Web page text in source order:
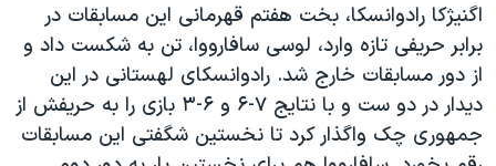
تریبونال مردمی آبان ۹۸
دادگاه حمید نوری
چهل سال گروگان‌گیری
قانون شفافیت دارائی کادر رهبری ایران
اگنیژکا رادوانسکا، بخت هفتم قهرمانی این مسابقات در
برابر حریفی تازه وارد، لوسی سافارووا، تن به شکست داد و
از دور مسابقات خارج شد. رادوانسکای لهستانی در این
دیدار در دو ست و با نتایج ۷-۶ و ۶-۳ بازی را به حریفش از
جمهوری چک واگذار کرد تا نخستین شگفتی این مسابقات